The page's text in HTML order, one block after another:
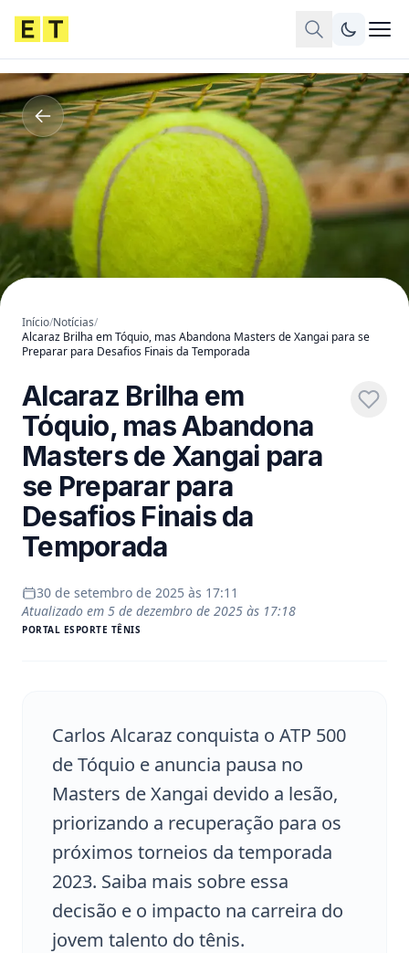
Início/Notícias/
Alcaraz Brilha em Tóquio, mas Abandona Masters de Xangai para se
Preparar para Desafios Finais da Temporada
Alcaraz Brilha em
Tóquio, mas Abandona
Masters de Xangai para
se Preparar para
Desafios Finais da
Temporada
30 de setembro de 2025 às 17:11
Atualizado em 5 de dezembro de 2025 às 17:18
PORTAL ESPORTE TÊNIS
Carlos Alcaraz conquista o ATP 500
de Tóquio e anuncia pausa no
Masters de Xangai devido a lesão,
priorizando a recuperação para os
próximos torneios da temporada
2023. Saiba mais sobre essa
decisão e o impacto na carreira do
jovem talento do tênis.